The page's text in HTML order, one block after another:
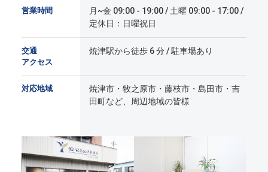
営業時間
月~金 09:00 - 19:00 / 土曜 09:00 - 17:00 /
定休日：日曜祝日
交通
アクセス
焼津駅から徒歩 6 分 / 駐車場あり
対応地域
焼津市・牧之原市・藤枝市・島田市・吉
田町など、周辺地域の皆様